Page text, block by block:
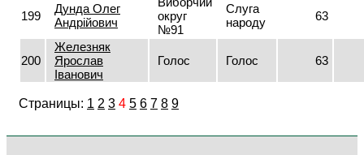
199
Дунда Олег
Андрійович
округ
№91
Слуга
народу
63
200
Железняк
Ярослав
Іванович
Голос Голос 63
Страницы: 1 2 3 4 5 6 7 8 9